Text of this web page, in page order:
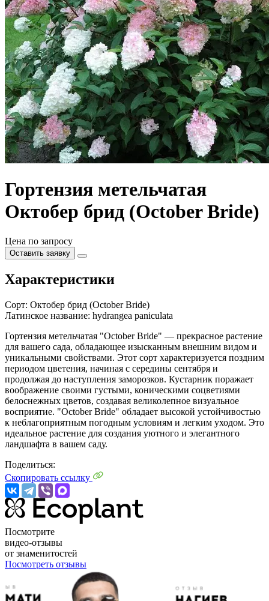
Гортензия метельчатая
Октобер брид (October Bride)
Цена по запросу
Оставить заявку
Характеристики
Сорт: Октобер брид (October Bride)
Латинское название: hydrangea paniculata
Гортензия метельчатая "October Bride" — прекрасное растение
для вашего сада, обладающее изысканным внешним видом и
уникальными свойствами. Этот сорт характеризуется поздним
периодом цветения, начиная с середины сентября и
продолжая до наступления заморозков. Кустарник поражает
воображение своими густыми, коническими соцветиями
белоснежных цветов, создавая великолепное визуальное
восприятие. "October Bride" обладает высокой устойчивостью
к неблагоприятным погодным условиям и легким уходом. Это
идеальное растение для создания уютного и элегантного
ландшафта в вашем саду.
Поделиться:
Скопировать ссылку
Посмотрите
видео-отзывы
от знаменитостей
Посмотреть отзывы